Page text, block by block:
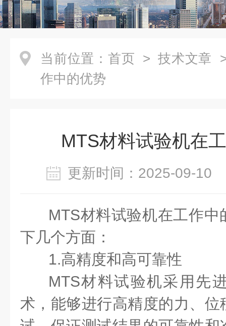
当前位置： 首页 > 技术文章
作中的优势
MTS材料试验机在
更新时间：2025-09-
MTS材料试验机在工作
下几个方面：
1.高精度和高可靠性
MTS材料试验机采用先
术，能够进行高精度的力、